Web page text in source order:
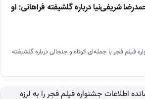
شریفی‌نیا درباره گلشیفته فراهانی: او
فیلم فجر با جمله‌ای کوتاه و جنجالی درباره گلشیفته